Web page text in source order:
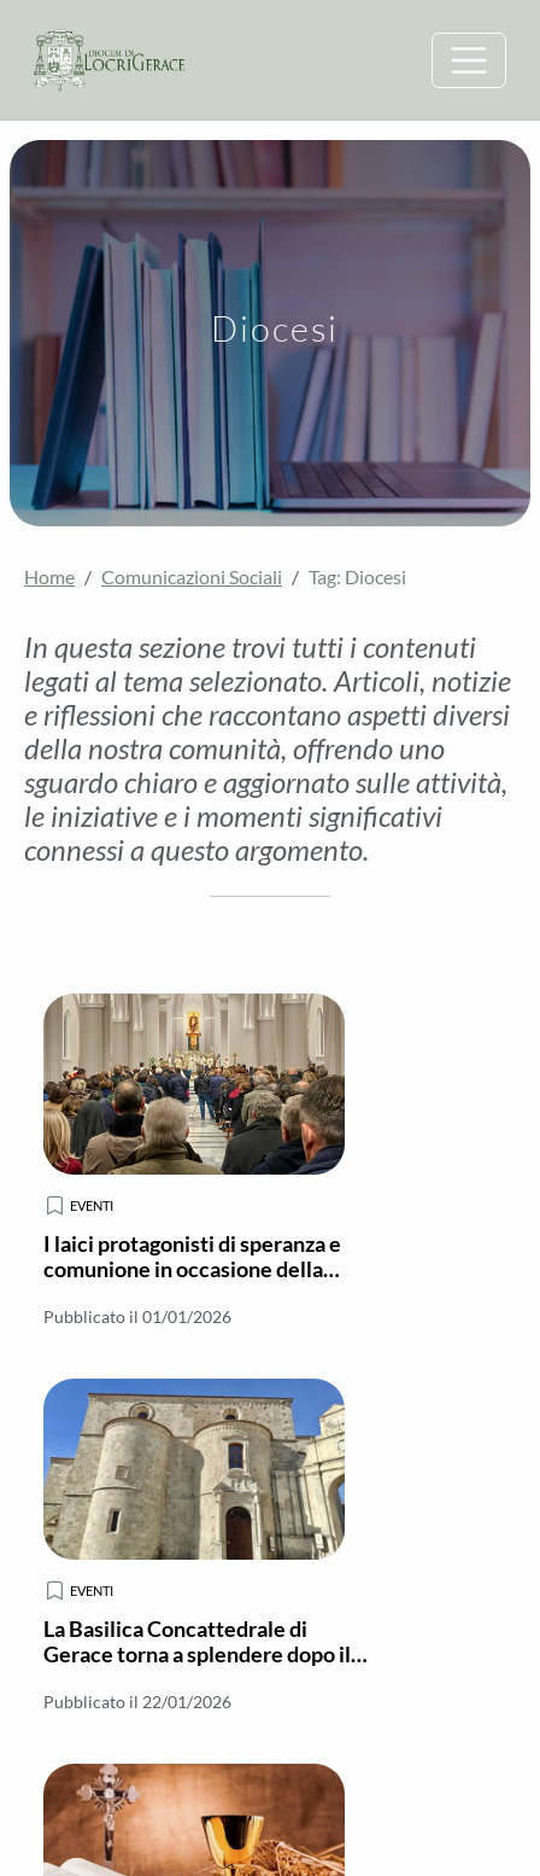
Diocesi
Home Comunicazioni Sociali Tag: Diocesi
In questa sezione trovi tutti i contenuti
legati al tema selezionato. Articoli, notizie
e riflessioni che raccontano aspetti diversi
della nostra comunità, offrendo uno
sguardo chiaro e aggiornato sulle attività,
le iniziative e i momenti significativi
connessi a questo argomento.
EVENTI
I laici protagonisti di speranza e
comunione in occasione della
Pubblicato il 01/01/2026
EVENTI
La Basilica Concattedrale di
Gerace torna a splendere dopo il
Pubblicato il 22/01/2026